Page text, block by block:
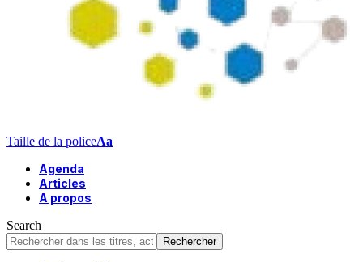
Taille de la policeAa
Agenda
Articles
A propos
Search